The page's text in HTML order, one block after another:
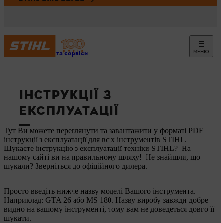
МЕНЮ
Новини та сервіси
ІНСТРУКЦІЇ З
ЕКСПЛУАТАЦІЇ
Тут Ви можете переглянути та завантажити у форматі PDF
інструкції з експлуатації для всіх інструментів STIHL.
Шукаєте інструкцію з експлуатації техніки STIHL? На
нашому сайті ви на правильному шляху! Не знайшли, що
шукали? Зверніться до офіційного дилера.
Просто введіть нижче назву моделі Вашого інструмента.
Наприклад: GTA 26 або MS 180. Назву виробу завжди добре
видно на вашому інструменті, тому вам не доведеться довго її
шукати.